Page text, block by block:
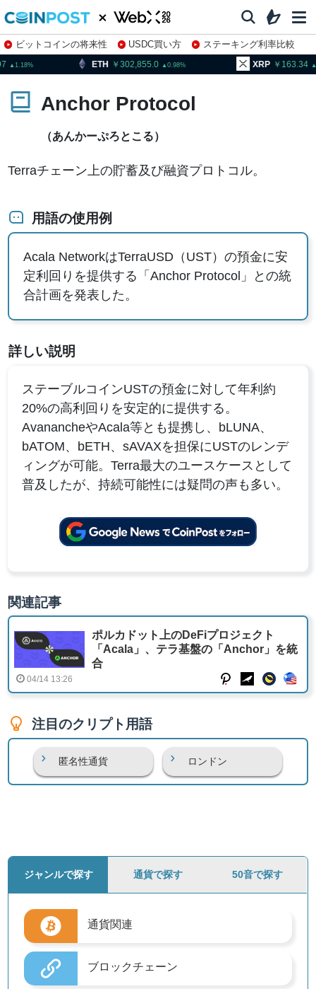
ビットコインの将来性 USDC買い方
ステーキング利率比較
株特集・関連銘柄
ETH 302,855.0 0.98 XRP 163.34 1.55
Anchor Protocol
（あんかーぷろとこる）
Terraチェーン上の貯蓄及び融資プロトコル。
用語の使用例
Acala NetworkはTerraUSD（UST）の預金に安
定利回りを提供する「Anchor Protocol」との統
合計画を発表した。
詳しい説明
ステーブルコインUSTの預金に対して年利約
20%の高利回りを安定的に提供する。
AvanancheやAcala等とも提携し、bLUNA、
bATOM、bETH、sAVAXを担保にUSTのレンデ
ィングが可能。Terra最大のユースケースとして
普及したが、持続可能性には疑問の声も多い。
関連記事
ポルカドット上のDeFiプロジェクト
「Acala」、テラ基盤の「Anchor」を統
合
04/14 13:26
注目のクリプト用語
匿名性通貨 ロンドン
ジャンルで探す 通貨で探す 50音で探す
通貨関連
ブロックチェーン